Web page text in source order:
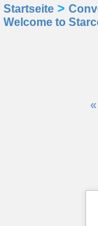
Startseite >
Welcome to